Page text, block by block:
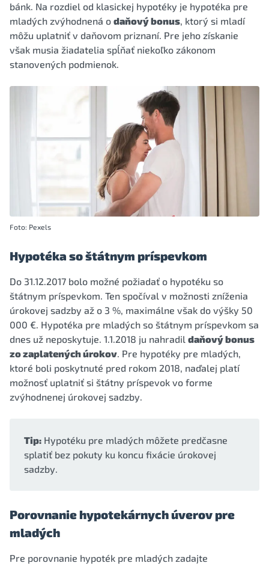
bánk. Na rozdiel od klasickej hypotéky je hypotéka pre
mladých zvýhodnená o daňový bonus, ktorý si mladí
môžu uplatniť v daňovom priznaní. Pre jeho získanie
však musia žiadatelia spĺňať niekoľko zákonom
stanovených podmienok.
Foto: Pexels
Hypotéka so štátnym príspevkom
Do 31.12.2017 bolo možné požiadať o hypotéku so
štátnym príspevkom. Ten spočíval v možnosti zníženia
úrokovej sadzby až o 3 %, maximálne však do výšky 50
000 €. Hypotéka pre mladých so štátnym príspevkom sa
dnes už neposkytuje. 1.1.2018 ju nahradil daňový bonus
zo zaplatených úrokov. Pre hypotéky pre mladých,
ktoré boli poskytnuté pred rokom 2018, naďalej platí
možnosť uplatniť si štátny príspevok vo forme
zvýhodnenej úrokovej sadzby.
Tip: Hypotéku pre mladých môžete predčasne
splatiť bez pokuty ku koncu fixácie úrokovej
sadzby.
Porovnanie hypotekárnych úverov pre
mladých
Pre porovnanie hypoték pre mladých zadajte